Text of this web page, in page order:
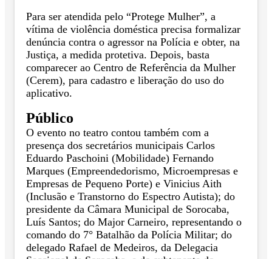
Para ser atendida pelo “Protege Mulher”, a
vítima de violência doméstica precisa formalizar
denúncia contra o agressor na Polícia e obter, na
Justiça, a medida protetiva. Depois, basta
comparecer ao Centro de Referência da Mulher
(Cerem), para cadastro e liberação do uso do
aplicativo.
Público
O evento no teatro contou também com a
presença dos secretários municipais Carlos
Eduardo Paschoini (Mobilidade) Fernando
Marques (Empreendedorismo, Microempresas e
Empresas de Pequeno Porte) e Vinicius Aith
(Inclusão e Transtorno do Espectro Autista); do
presidente da Câmara Municipal de Sorocaba,
Luís Santos; do Major Carneiro, representando o
comando do 7° Batalhão da Polícia Militar; do
delegado Rafael de Medeiros, da Delegacia